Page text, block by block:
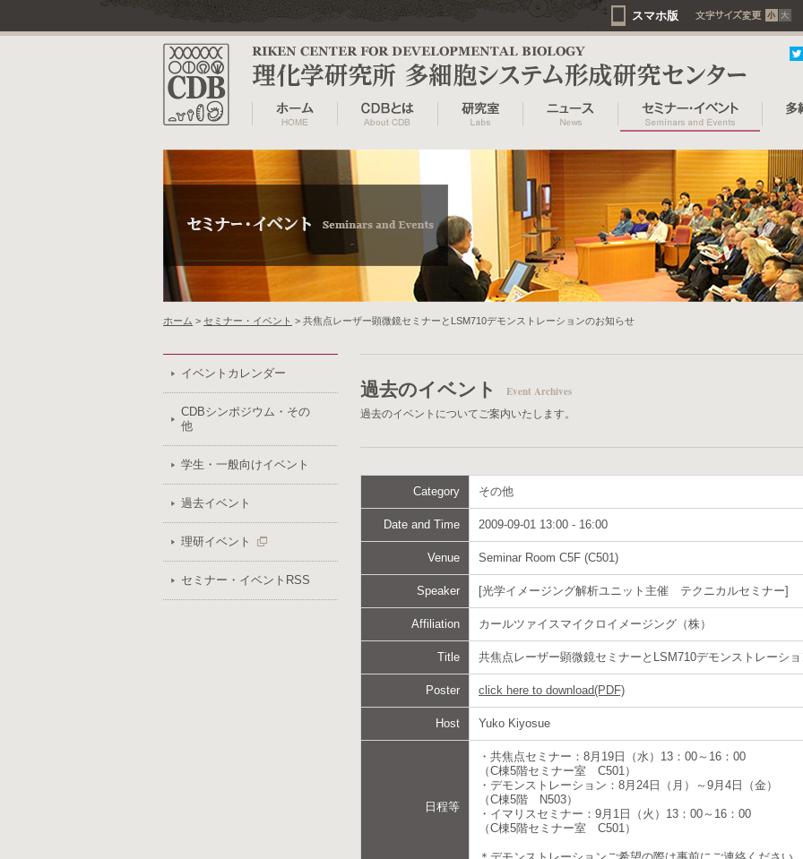
スマホ版
ホーム > セミナー・イベント > 共焦点レーザー顕微鏡セミナーとLSM710デモンストレーションのお知らせ
イベントカレンダー
CDBシンポジウム・その
他
学生・一般向けイベント
過去イベント
理研イベント
セミナー・イベントRSS
過去のイベント Event Archives
過去のイベントについてご案内いたします。
Category その他
Date and Time 2009-09-01 13:00 - 16:00
Venue Seminar Room C5F (C501)
Speaker [光学イメージング解析ユニット主催 テクニカルセミナー]
Affiliation カールツァイスマイクロイメージング（株）
Title 共焦点レーザー顕微鏡セミナーとLSM710デモンストレーシ
Poster click here to download(PDF)
Host Yuko Kiyosue
日程等
・共焦点セミナー：8月19日（水）13：00～16：00
（C棟5階セミナー室 C501）
・デモンストレーション：8月24日（月）～9月4日（金）
（C棟5階 N503）
・イマリスセミナー：9月1日（火）13：00～16：00
（C棟5階セミナー室 C501）